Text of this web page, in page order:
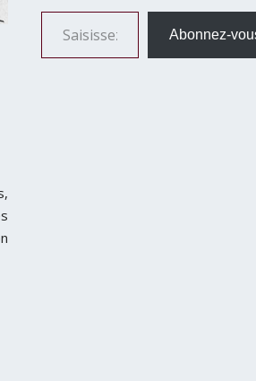
Saisissez votre adresse e-mail…
Abonnez-